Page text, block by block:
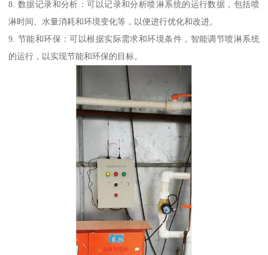
8. 数据记录和分析：可以记录和分析喷淋系统的运行数据，包括喷
淋时间、水量消耗和环境变化等，以便进行优化和改进。
9. 节能和环保：可以根据实际需求和环境条件，智能调节喷淋系统
的运行，以实现节能和环保的目标。